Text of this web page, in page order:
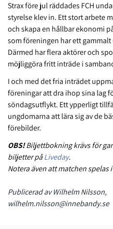
Strax före jul räddades FCH
styrelse klev in. Ett stort arbete
och skapa en hållbar ekonomi
som föreningen har ett
Därmed har flera aktörer och
möjliggöra fritt inträde i
I och med det fria inträdet
föreningar att dra ihop sina lag
söndagsutflykt. Ett ypperligt
ungdomarna att lära sig av de
förebilder.
OBS!Biljettbokning krävs för
biljetter påLiveday.
Notera även att matchen spelas
Publicerad av Wilhelm Nilsson,
wilhelm.nilsson@innebandy.se